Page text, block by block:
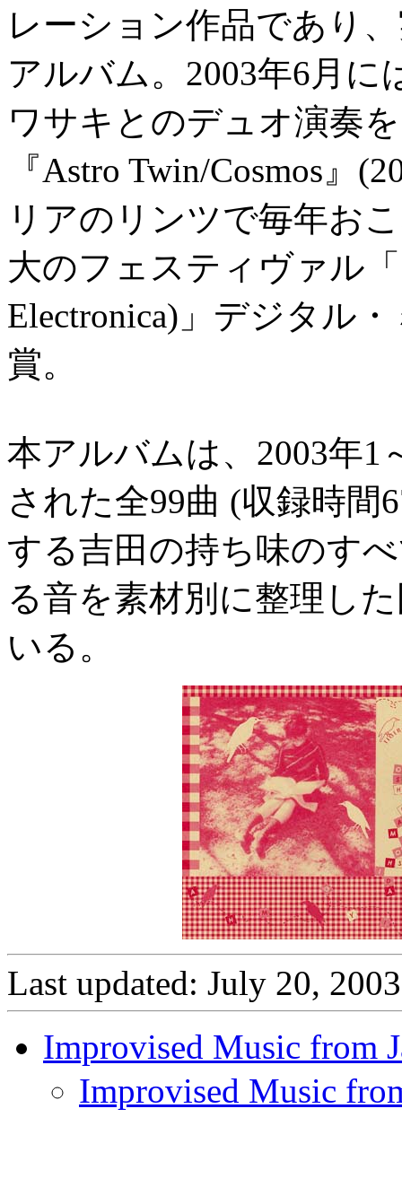
レーション作品であり
アルバム。2003年6月に
ワサキとのデュオ演奏
『Astro Twin/Cosmos』
リアのリンツで毎年お
大のフェスティヴァル
Electronica)」デジタル
賞。
本アルバムは、2003年1
された全99曲 (収録時間
する吉田の持ち味のす
る音を素材別に整理し
いる。
Last updated: July 20, 2003
Improvised Music from
Improvised Music